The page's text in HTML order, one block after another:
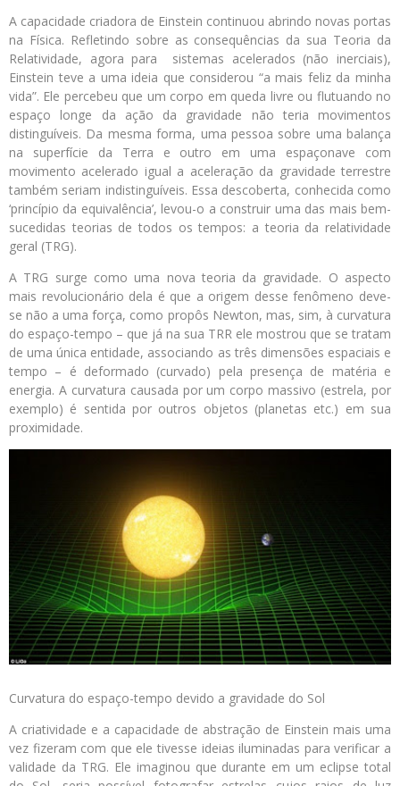
A capacidade criadora de Einstein continuou abrindo novas portas
na Física. Refletindo sobre as consequências da sua Teoria da
Relatividade, agora para sistemas acelerados (não inerciais),
Einstein teve a uma ideia que considerou “a mais feliz da minha
vida”. Ele percebeu que um corpo em queda livre ou flutuando no
espaço longe da ação da gravidade não teria movimentos
distinguíveis. Da mesma forma, uma pessoa sobre uma balança
na superfície da Terra e outro em uma espaçonave com
movimento acelerado igual a aceleração da gravidade terrestre
também seriam indistinguíveis. Essa descoberta, conhecida como
‘princípio da equivalência’, levou-o a construir uma das mais bem-
sucedidas teorias de todos os tempos: a teoria da relatividade
geral (TRG).
A TRG surge como uma nova teoria da gravidade. O aspecto
mais revolucionário dela é que a origem desse fenômeno deve-
se não a uma força, como propôs Newton, mas, sim, à curvatura
do espaço-tempo – que já na sua TRR ele mostrou que se tratam
de uma única entidade, associando as três dimensões espaciais e
tempo – é deformado (curvado) pela presença de matéria e
energia. A curvatura causada por um corpo massivo (estrela, por
exemplo) é sentida por outros objetos (planetas etc.) em sua
proximidade.
Curvatura do espaço-tempo devido a gravidade do Sol
A criatividade e a capacidade de abstração de Einstein mais uma
vez fizeram com que ele tivesse ideias iluminadas para verificar a
validade da TRG. Ele imaginou que durante em um eclipse total